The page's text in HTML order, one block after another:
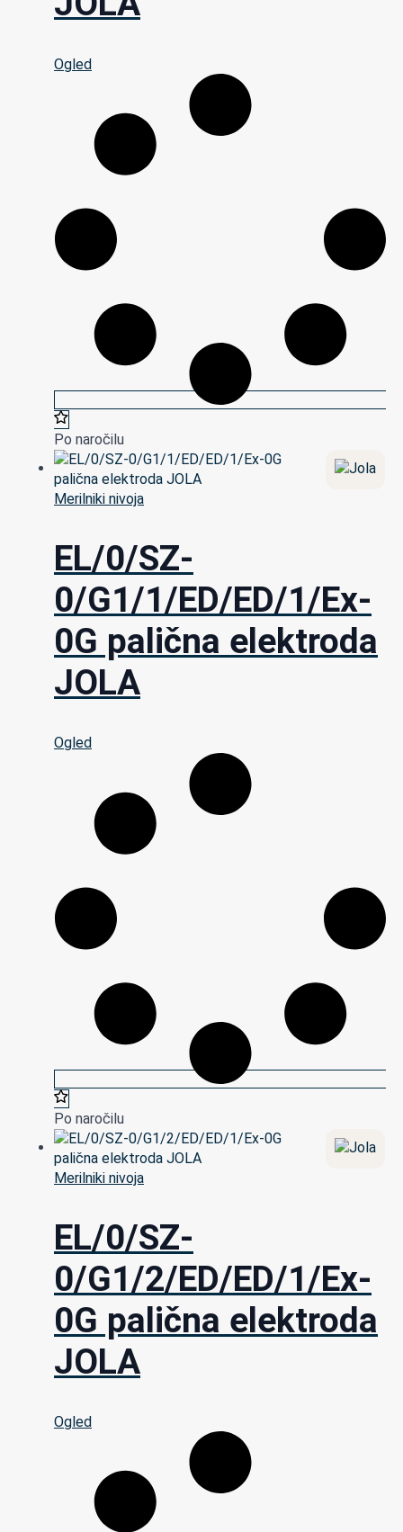
Ogled
Po naročilu
Merilniki nivoja
EL/0/SZ-
0/G1/1/ED/ED/1/Ex-
0G palična elektroda
JOLA
Ogled
Po naročilu
Merilniki nivoja
EL/0/SZ-
0/G1/2/ED/ED/1/Ex-
0G palična elektroda
JOLA
Ogled